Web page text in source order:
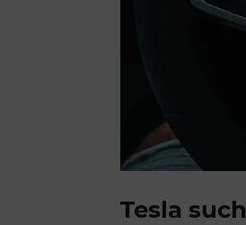
Tesla